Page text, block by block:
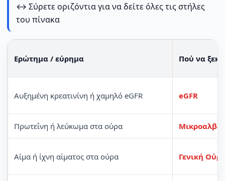
↔️ Σύρετε οριζόντια για να δείτε όλες τις στήλες
του πίνακα
Ερώτημα / εύρημα Πού να
Αυξημένη κρεατινίνη ή χαμηλό eGFR eGFR
Πρωτεΐνη ή λεύκωμα στα ούρα
Αίμα ή ίχνη αίματος στα ούρα Γενική